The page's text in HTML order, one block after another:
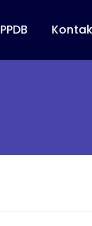
PPDB Kontak